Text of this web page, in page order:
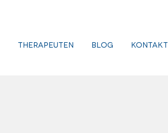
Therapeuten Blog Kontakt